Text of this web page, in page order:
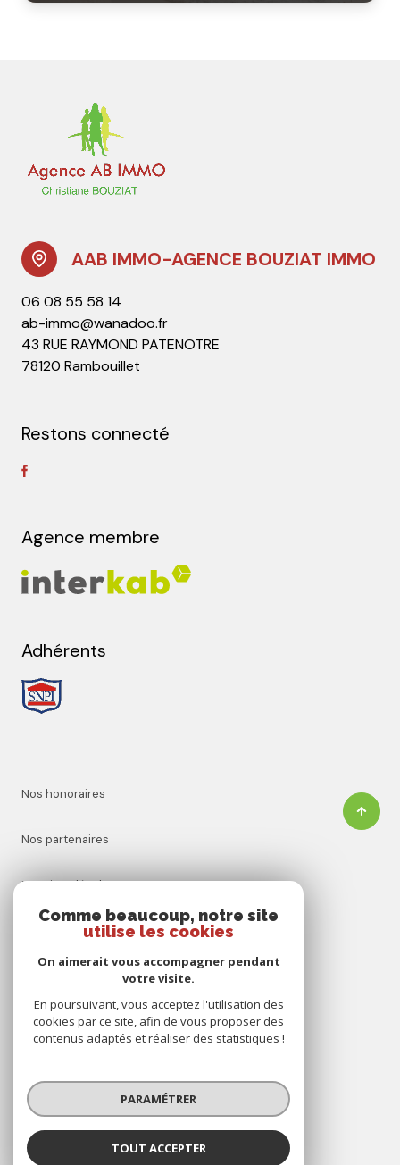
AAB IMMO-AGENCE BOUZIAT IMMO
06 08 55 58 14
ab-immo@wanadoo.fr
43 RUE RAYMOND PATENOTRE
78120 Rambouillet
Restons connecté
Agence membre
Adhérents
Nos honoraires
Nos partenaires
Mentions légales
Cookies
© 2026 | Tous droits réservés
Réalisé par
Comme beaucoup, notre site
utilise les cookies
On aimerait vous accompagner pendant
votre visite.
En poursuivant, vous acceptez l'utilisation des
cookies par ce site, afin de vous proposer des
contenus adaptés et réaliser des statistiques !
PARAMÉTRER
TOUT ACCEPTER